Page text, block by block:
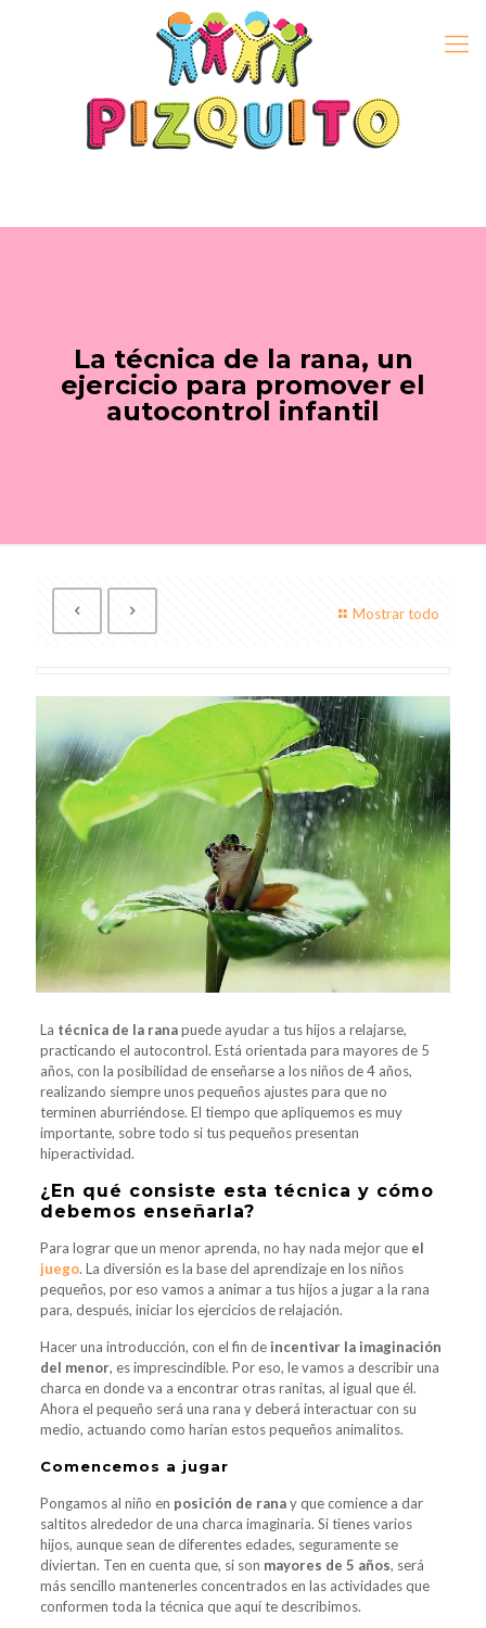
La técnica de la rana, un
ejercicio para promover el
autocontrol infantil
Mostrar todo
La técnica de la ranapuede ayudar a tus hijos a relajarse,
practicando el autocontrol. Está orientada para mayores de 5
años, con la posibilidad de enseñarse a los niños de 4 años,
realizando siempre unos pequeños ajustes para que no
terminen aburriéndose. El tiempo que apliquemos es muy
importante, sobre todo si tus pequeños presentan
hiperactividad.
¿En qué consiste esta técnica y cómo
debemos enseñarla?
Para lograr que un menor aprenda, no hay nada mejor que el
juego. La diversión es la base del aprendizaje en los niños
pequeños, por eso vamos a animar a tus hijos a jugar a la rana
para, después, iniciar los ejercicios de relajación.
Hacer una introducción, con el fin de incentivar la imaginación
del menor, es imprescindible. Por eso, le vamos a describir una
charca en donde va a encontrar otras ranitas, al igual que él.
Ahora el pequeño será una rana y deberá interactuar con su
medio, actuando como harían estos pequeños animalitos.
Comencemos a jugar
Pongamos al niño en posición de ranay que comience a dar
saltitos alrededor de una charca imaginaria. Si tienes varios
hijos, aunque sean de diferentes edades, seguramente se
diviertan. Ten en cuenta que, si son mayores de 5 años, será
más sencillo mantenerles concentrados en las actividades que
conformen toda la técnica que aquí te describimos.